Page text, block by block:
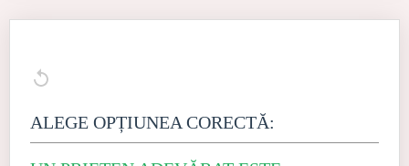
ALEGE OPȚIUNEA CORECTĂ: